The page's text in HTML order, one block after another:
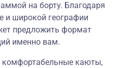
на борту. Благодаря
и широкой географии
предложить формат
именно вам.
комфортабельные каюты,